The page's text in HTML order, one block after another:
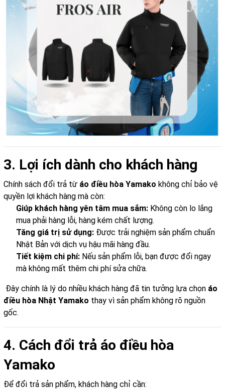
3. Lợi ích dành cho khách hàng
Chính sách đổi trả từ áo điều hòa Yamako không chỉ bảo vệ
quyền lợi khách hàng mà còn:
Giúp khách hàng yên tâm mua sắm: Không còn lo lắng
mua phải hàng lỗi, hàng kém chất lượng.
Tăng giá trị sử dụng: Được trải nghiệm sản phẩm chuẩn
Nhật Bản với dịch vụ hậu mãi hàng đầu.
Tiết kiệm chi phí: Nếu sản phẩm lỗi, bạn được đổi ngay
mà không mất thêm chi phí sửa chữa.
Đây chính là lý do nhiều khách hàng đã tin tưởng lựa chọn áo
điều hòa Nhật Yamako thay vì sản phẩm không rõ nguồn
gốc.
4. Cách đổi trả áo điều hòa
Yamako
Để đổi trả sản phẩm, khách hàng chỉ cần: